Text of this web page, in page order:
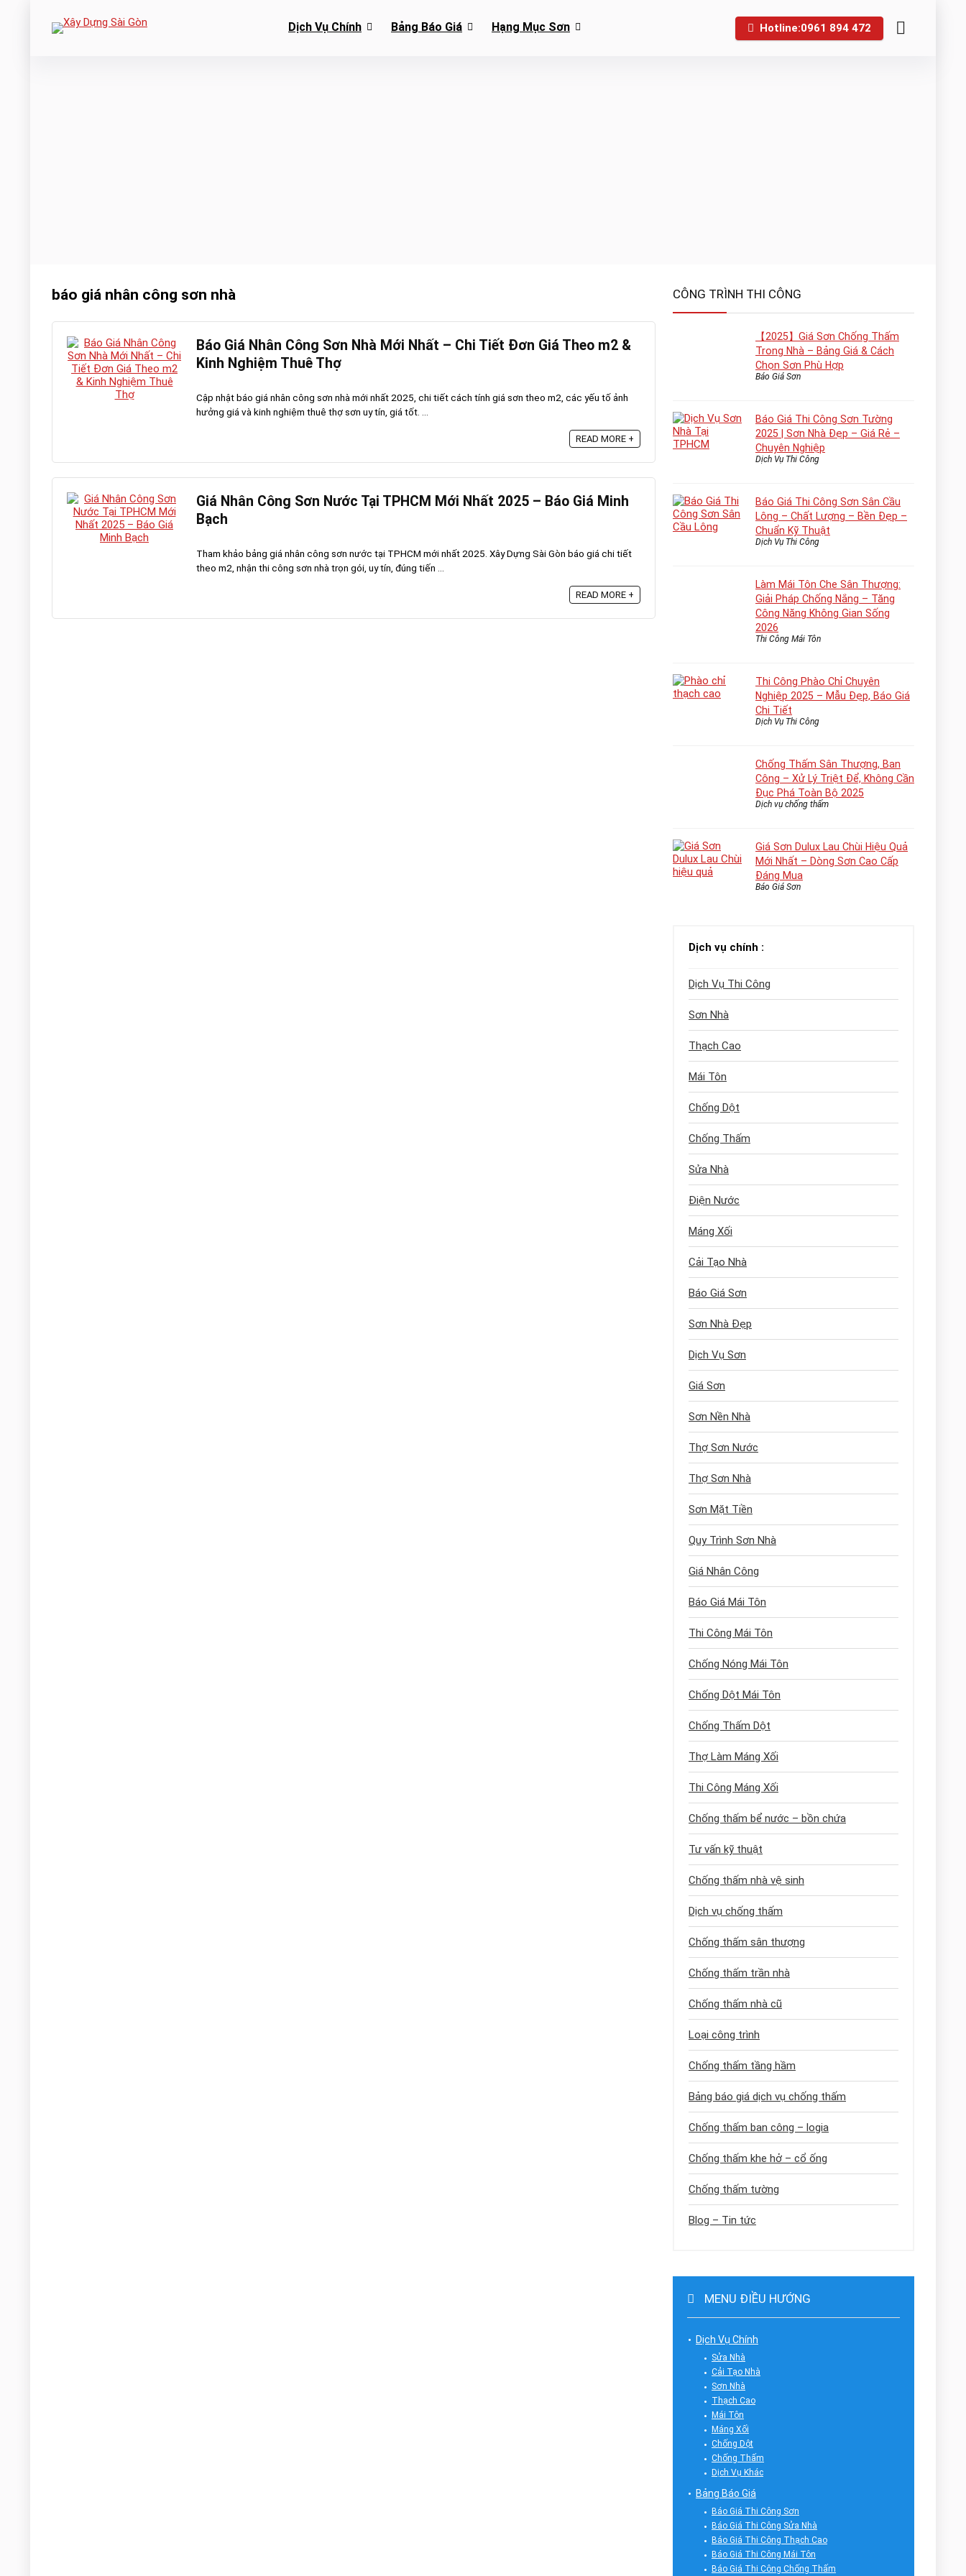
Dịch Vụ Chính Bảng Báo Giá Hạng Mục Sơn Hotline:0961 894 472
báo giá nhân công sơn nhà
Báo Giá Nhân Công Sơn Nhà Mới Nhất – Chi Tiết Đơn Giá Theo m2 &
Kinh Nghiệm Thuê Thợ
Cập nhật báo giá nhân công sơn nhà mới nhất 2025, chi tiết cách tính giá sơn theo m2, các yếu tố ảnh
hưởng giá và kinh nghiệm thuê thợ sơn uy tín, giá tốt. ...
READ MORE +
Giá Nhân Công Sơn Nước Tại TPHCM Mới Nhất 2025 – Báo Giá Minh
Bạch
Tham khảo bảng giá nhân công sơn nước tại TPHCM mới nhất 2025. Xây Dựng Sài Gòn báo giá chi tiết
theo m2, nhận thi công sơn nhà trọn gói, uy tín, đúng tiến ...
READ MORE +
CÔNG TRÌNH THI CÔNG
【2025】Giá Sơn Chống Thấm
Trong Nhà – Bảng Giá & Cách
Chọn Sơn Phù Hợp
Báo Giá Sơn
Báo Giá Thi Công Sơn Tường
2025 | Sơn Nhà Đẹp – Giá Rẻ –
Chuyên Nghiệp
Dịch Vụ Thi Công
Báo Giá Thi Công Sơn Sân Cầu
Lông – Chất Lượng – Bền Đẹp –
Chuẩn Kỹ Thuật
Dịch Vụ Thi Công
Làm Mái Tôn Che Sân Thượng:
Giải Pháp Chống Nắng – Tăng
Công Năng Không Gian Sống
2026
Thi Công Mái Tôn
Thi Công Phào Chỉ Chuyên
Nghiệp 2025 – Mẫu Đẹp, Báo Giá
Chi Tiết
Dịch Vụ Thi Công
Chống Thấm Sân Thượng, Ban
Công – Xử Lý Triệt Để, Không Cần
Đục Phá Toàn Bộ 2025
Dịch vụ chống thấm
Giá Sơn Dulux Lau Chùi Hiệu Quả
Mới Nhất – Dòng Sơn Cao Cấp
Đáng Mua
Báo Giá Sơn
Dịch vụ chính :
Dịch Vụ Thi Công
Sơn Nhà
Thạch Cao
Mái Tôn
Chống Dột
Chống Thấm
Sửa Nhà
Điện Nước
Máng Xối
Cải Tạo Nhà
Báo Giá Sơn
Sơn Nhà Đẹp
Dịch Vụ Sơn
Giá Sơn
Sơn Nền Nhà
Thợ Sơn Nước
Thợ Sơn Nhà
Sơn Mặt Tiền
Quy Trình Sơn Nhà
Giá Nhân Công
Báo Giá Mái Tôn
Thi Công Mái Tôn
Chống Nóng Mái Tôn
Chống Dột Mái Tôn
Chống Thấm Dột
Thợ Làm Máng Xối
Thi Công Máng Xối
Chống thấm bể nước – bồn chứa
Tư vấn kỹ thuật
Chống thấm nhà vệ sinh
Dịch vụ chống thấm
Chống thấm sân thượng
Chống thấm trần nhà
Chống thấm nhà cũ
Loại công trình
Chống thấm tầng hầm
Bảng báo giá dịch vụ chống thấm
Chống thấm ban công – logia
Chống thấm khe hở – cổ ống
Chống thấm tường
Blog – Tin tức
MENU ĐIỀU HƯỚNG
Dịch Vụ Chính
Sửa Nhà
Cải Tạo Nhà
Sơn Nhà
Thạch Cao
Mái Tôn
Máng Xối
Chống Dột
Chống Thấm
Dịch Vụ Khác
Bảng Báo Giá
Báo Giá Thi Công Sơn
Báo Giá Thi Công Sửa Nhà
Báo Giá Thi Công Thạch Cao
Báo Giá Thi Công Mái Tôn
Báo Giá Thi Công Chống Thấm